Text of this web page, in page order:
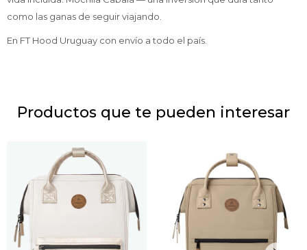
como las ganas de seguir viajando.
En FT Hood Uruguay con envío a todo el país.
Productos que te pueden interesar